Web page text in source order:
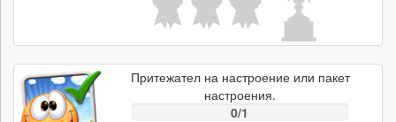
Притежател на настроение или пакет
настроения.
0/1